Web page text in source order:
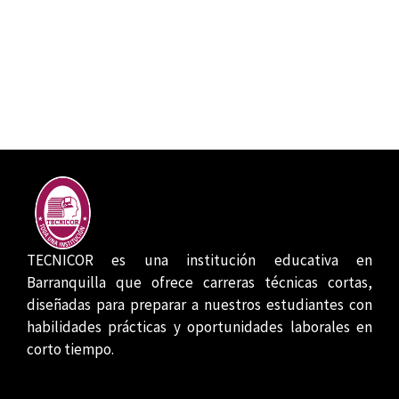
TECNICOR es una institución educativa en
Barranquilla que ofrece carreras técnicas cortas,
diseñadas para preparar a nuestros estudiantes con
habilidades prácticas y oportunidades laborales en
corto tiempo.